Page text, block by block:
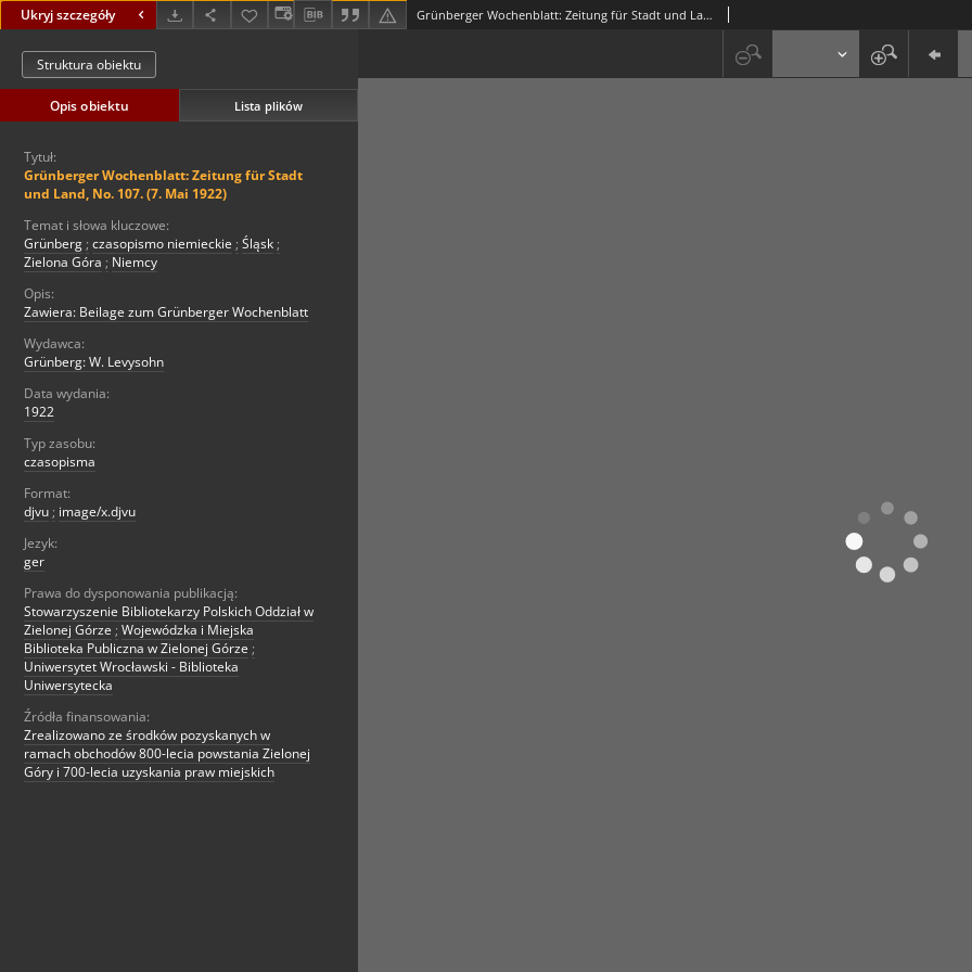
Ukryj szczegóły Grünberger Wochenblatt: Zeitung für Stadt und Land, No. 107. (7. Mai 1922)
Struktura obiektu
Opis obiektu Lista plików
Tytuł:
Grünberger Wochenblatt: Zeitung für Stadt
und Land, No. 107. (7. Mai 1922)
Temat i słowa kluczowe:
Grünberg ; czasopismo niemieckie ; Śląsk ;
Zielona Góra ; Niemcy
Opis:
Zawiera: Beilage zum Grünberger Wochenblatt
Wydawca:
Grünberg: W. Levysohn
Data wydania:
1922
Typ zasobu:
czasopisma
Format:
djvu ; image/x.djvu
Jezyk:
ger
Prawa do dysponowania publikacją:
Stowarzyszenie Bibliotekarzy Polskich Oddział w
Zielonej Górze ; Wojewódzka i Miejska
Biblioteka Publiczna w Zielonej Górze ;
Uniwersytet Wrocławski - Biblioteka
Uniwersytecka
Źródła finansowania:
Zrealizowano ze środków pozyskanych w
ramach obchodów 800-lecia powstania Zielonej
Góry i 700-lecia uzyskania praw miejskich